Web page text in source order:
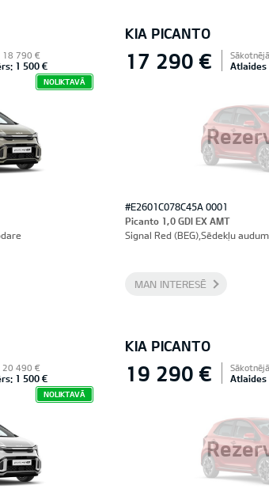
18 790 €
1 500 €
NOLIKTAVĀ
KIA PICANTO
17 290 € Atlaides
#E2601C078C45A 0001
Picanto 1,0 GDI EX AMT
Signal Red (BEG),Sēdekļu
MAN INTERESĒ
20 490 €
1 500 €
NOLIKTAVĀ
KIA PICANTO
19 290 € Atlaides